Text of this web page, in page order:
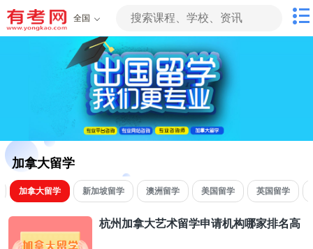
全国
加拿大留学
加拿大留学 新加坡留学 澳洲留学 美国留学 英国留学
杭州加拿大艺术留学申请机构哪家排名高